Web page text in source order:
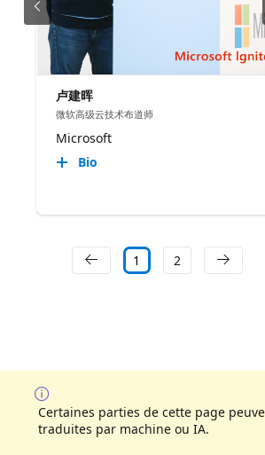
卢建晖
微软高级云技术布道师
Microsoft
Bio
1 2
Certaines parties de cette page
traduites par machine ou IA.